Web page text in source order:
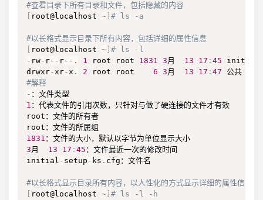
#查看目录下所有目录和文件，包括隐藏的内容
root@localhost ~ # ls -a
#以长格式显示目录下所有内容，包括详细的属性信息
root@localhost ~ # ls -l
- rw- r-- r-- . 1 root root 1831 3月 13 17 : 45 initial
drwxr-xr-x . 2 root root 6 3月 13 17 : 47
#解释
-
1 ：代表文件的引用次数，只针对与做了硬连接的文件才有效
root：文件的所有者
1831
3月 13 17 : 45 ：文件最近一次的修改时间
initial - setup - ks . cfg：文件名
#以长格式显示目录所有内容，以人性化的方式显示详细的属性信息
root@localhost ~ # ls -l -h